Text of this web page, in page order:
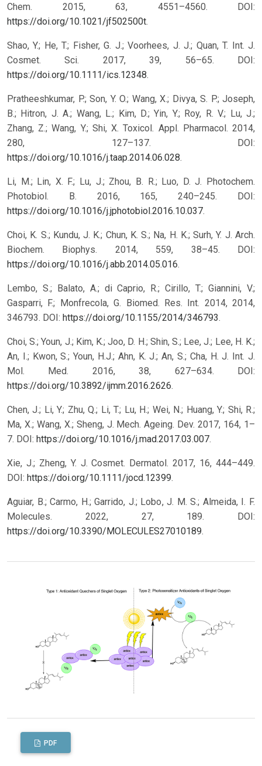
Chem. 2015, 63, 4551–4560. DOI:
https://doi.org/10.1021/jf502500t.
Shao, Y.; He, T.; Fisher, G. J.; Voorhees, J. J.; Quan, T. Int. J.
Cosmet. Sci. 2017, 39, 56–65. DOI:
https://doi.org/10.1111/ics.12348.
Pratheeshkumar, P.; Son, Y. O.; Wang, X.; Divya, S. P.; Joseph,
B.; Hitron, J. A.; Wang, L.; Kim, D.; Yin, Y.; Roy, R. V.; Lu, J.;
Zhang, Z.; Wang, Y.; Shi, X. Toxicol. Appl. Pharmacol. 2014,
280, 127–137. DOI:
https://doi.org/10.1016/j.taap.2014.06.028.
Li, M.; Lin, X. F.; Lu, J.; Zhou, B. R.; Luo, D. J. Photochem.
Photobiol. B. 2016, 165, 240–245. DOI:
https://doi.org/10.1016/j.jphotobiol.2016.10.037.
Choi, K. S.; Kundu, J. K.; Chun, K. S.; Na, H. K.; Surh, Y. J. Arch.
Biochem. Biophys. 2014, 559, 38–45. DOI:
https://doi.org/10.1016/j.abb.2014.05.016.
Lembo, S.; Balato, A.; di Caprio, R.; Cirillo, T.; Giannini, V.;
Gasparri, F.; Monfrecola, G. Biomed. Res. Int. 2014, 2014,
346793. DOI: https://doi.org/10.1155/2014/346793.
Choi, S.; Youn, J.; Kim, K.; Joo, D. H.; Shin, S.; Lee, J.; Lee, H. K.;
An, I.; Kwon, S.; Youn, H.J.; Ahn, K. J.; An, S.; Cha, H. J. Int. J.
Mol. Med. 2016, 38, 627–634. DOI:
https://doi.org/10.3892/ijmm.2016.2626.
Chen, J.; Li, Y.; Zhu, Q.; Li, T.; Lu, H.; Wei, N.; Huang, Y.; Shi, R.;
Ma, X.; Wang, X.; Sheng, J. Mech. Ageing. Dev. 2017, 164, 1–
7. DOI: https://doi.org/10.1016/j.mad.2017.03.007.
Xie, J.; Zheng, Y. J. Cosmet. Dermatol. 2017, 16, 444–449.
DOI: https://doi.org/10.1111/jocd.12399.
Aguiar, B.; Carmo, H.; Garrido, J.; Lobo, J. M. S.; Almeida, I. F.
Molecules. 2022, 27, 189. DOI:
https://doi.org/10.3390/MOLECULES27010189.
PDF